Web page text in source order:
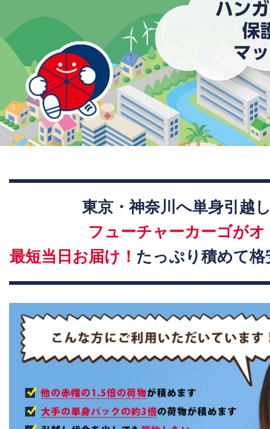
東京・神奈川へ単身引越
フューチャーカーゴがオ
最短当日お届け！ たっぷり積めて